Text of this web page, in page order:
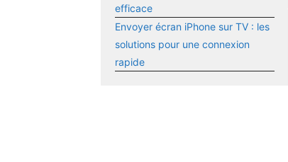
efficace
Envoyer écran iPhone sur TV : les
solutions pour une connexion
rapide